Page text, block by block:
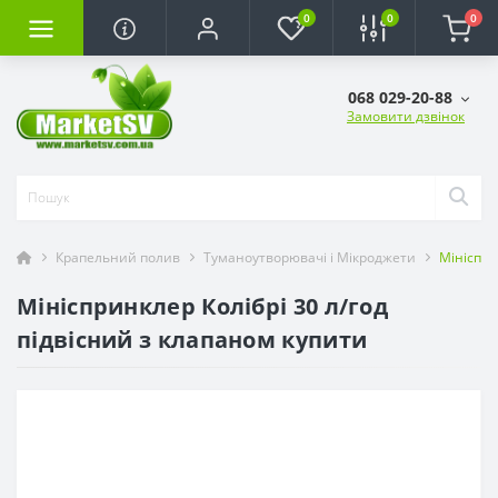
0 0 0
068 029-20-88
Замовити дзвінок
Крапельний полив Туманоутворювачі і Мікроджети
Мініспринклер Колібрі 30 л/год
підвісний з клапаном купити